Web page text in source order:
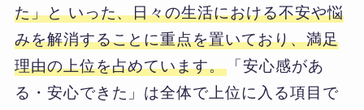
た」と いった、日々の生活における不安や悩
みを解消することに重点を置いており、満足
理由の上位を占めています。 「安心感があ
る・安心できた」は全体で上位に入る項目で